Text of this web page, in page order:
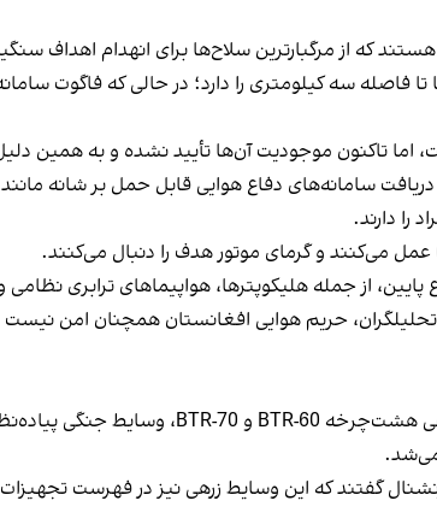
که از مرگبارترین سلاح‌ها برای انهدام اهداف
فاصله سه کیلومتری را دارد؛ در حالی که فاگوت
اما تاکنون موجودیت آن‌ها تأیید نشده و به همین
دارند.
می‌کنند و گرمای موتور هدف را دنبال می‌کنند.
پایین، از جمله هلیکوپترها، هواپیماهای ترابری
حریم هوایی افغانستان همچنان امن نیست